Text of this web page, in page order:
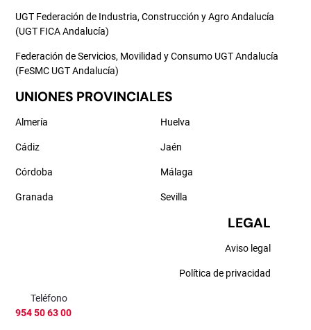
UGT Federación de Industria, Construcción y Agro Andalucía
(UGT FICA Andalucía)
Federación de Servicios, Movilidad y Consumo UGT Andalucía
(FeSMC UGT Andalucía)
UNIONES PROVINCIALES
Almería
Cádiz
Córdoba
Granada
Huelva
Jaén
Málaga
Sevilla
LEGAL
Aviso legal
Política de privacidad
Teléfono
954 50 63 00